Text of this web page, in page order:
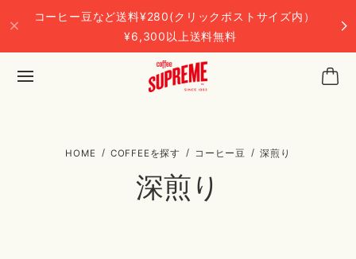
コーヒー豆など送料¥280(クリックポストサイズ内）
¥6,300以上送料無料
COFFEEを探す コーヒー豆 深煎り
深煎り